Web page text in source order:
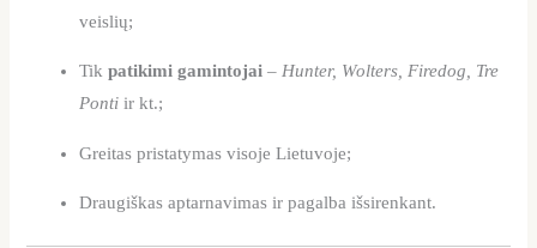
veislių;
Tikpatikimi gamintojai –Hunter, Wolters, Firedog, Tre
Ponti ir kt.;
Greitas pristatymas visoje Lietuvoje;
Draugiškas aptarnavimas ir pagalba išsirenkant.